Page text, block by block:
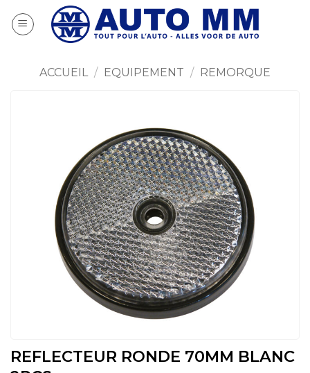
au
ACCUEIL / EQUIPEMENT / REMORQUE
REFLECTEUR RONDE 70MM BLANC